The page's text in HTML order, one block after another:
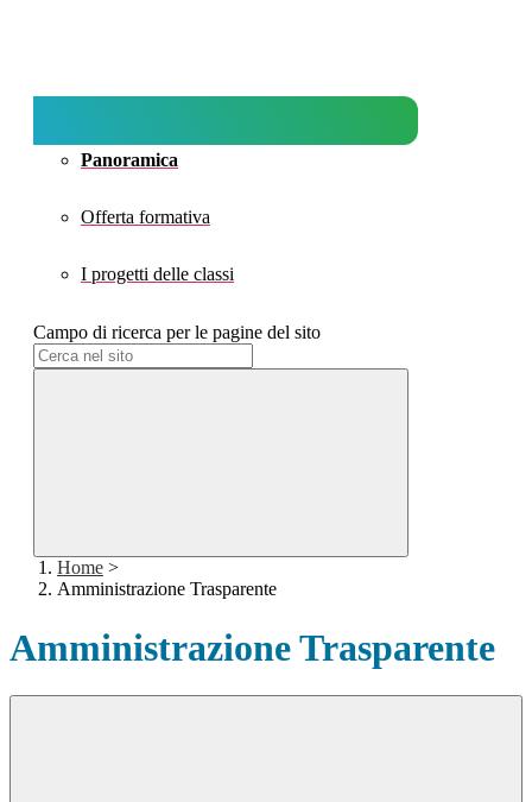
Panoramica
Offerta formativa
I progetti delle classi
Campo di ricerca per le pagine del sito
Home >
Amministrazione Trasparente
Amministrazione Trasparente